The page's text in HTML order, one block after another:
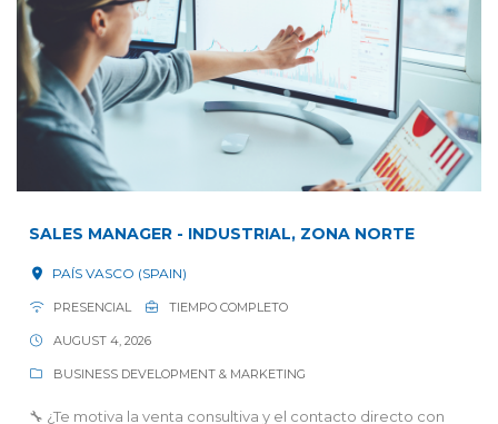
SALES MANAGER - INDUSTRIAL, ZONA NORTE
PAÍS VASCO (SPAIN)
PRESENCIAL TIEMPO COMPLETO
AUGUST 4, 2026
BUSINESS DEVELOPMENT & MARKETING
🔧 ¿Te motiva la venta consultiva y el contacto directo con